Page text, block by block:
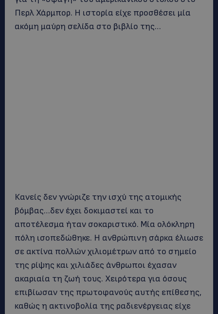
Περλ Χάρμπορ. Η ιστορία είχε προσθέσει μία
ακόμη μαύρη σελίδα στο βιβλίο της…
Κανείς δεν γνώριζε την ισχύ της ατομικής
βόμβας…δεν έχει δοκιμαστεί και το
αποτέλεσμα ήταν σοκαριστικό. Μία ολόκληρη
πόλη ισοπεδώθηκε. Η ανθρώπινη σάρκα έλιωσε
σε ακτίνα πολλών χιλιομέτρων από το σημείο
της ρίψης και χιλιάδες άνθρωποι έχασαν
ακαριαία τη ζωή τους. Χειρότερα για όσους
επιβίωσαν της πρωτοφανούς αυτής επίθεσης,
καθώς η ακτινοβολία της ραδιενέργειας είχε